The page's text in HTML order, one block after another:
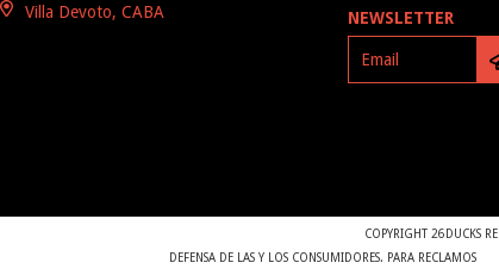
Villa Devoto, CABA
NEWSLETTER
COPYRIGHT 26DUCKS
DEFENSA DE LAS Y LOS CONSUMIDORES. PARA RECLAMOS